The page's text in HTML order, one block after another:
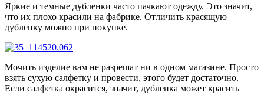
Яркие и темные дубленки часто пачкают одежду. Это значит,
что их плохо красили на фабрике. Отличить красящую
дубленку можно при покупке.
Мочить изделие вам не разрешат ни в одном магазине. Просто
взять сухую салфетку и провести, этого будет достаточно.
Если салфетка окрасится, значит, дубленка может красить